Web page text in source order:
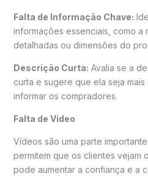
Falta de Informação Chave:
informações essenciais, como a
detalhadas ou dimensões do
Descrição Curta: Avalia se a
curta e sugere que ela seja
informar os compradores.
Falta de Vídeo
Vídeos são uma parte
permitem que os clientes vejam
pode aumentar a confiança e a